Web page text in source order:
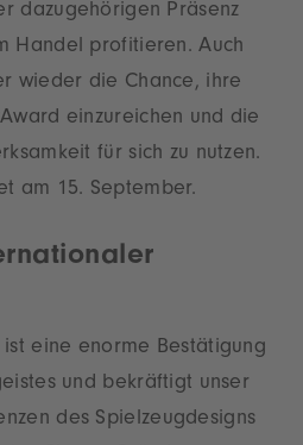
dazugehörigen Präsenz
Handel profitieren. Auch
wieder die Chance, ihre
einzureichen und die
für sich zu nutzen.
am 15. September.
ist eine enorme Bestätigung
und bekräftigt unser
des Spielzeugdesigns